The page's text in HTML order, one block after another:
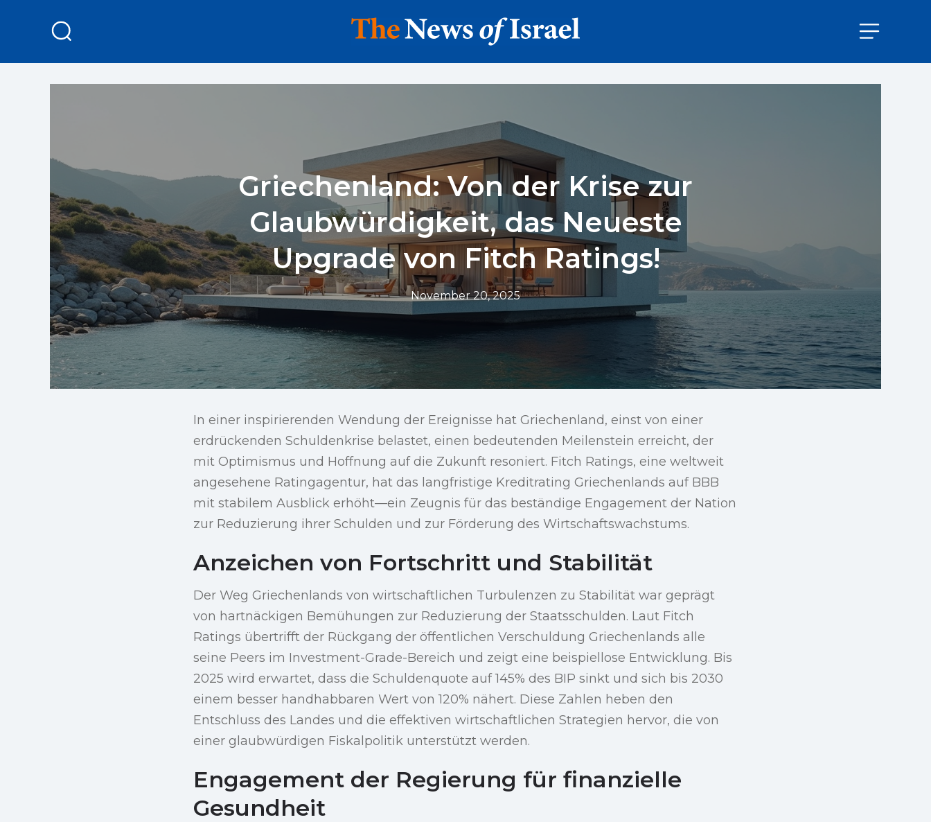
Griechenland: Von der Krise zur
Glaubwürdigkeit, das Neueste
Upgrade von Fitch Ratings!
November 20, 2025
In einer inspirierenden Wendung der Ereignisse hat Griechenland, einst von einer
erdrückenden Schuldenkrise belastet, einen bedeutenden Meilenstein erreicht, der
mit Optimismus und Hoffnung auf die Zukunft resoniert. Fitch Ratings, eine weltweit
angesehene Ratingagentur, hat das langfristige Kreditrating Griechenlands auf BBB
mit stabilem Ausblick erhöht—ein Zeugnis für das beständige Engagement der Nation
zur Reduzierung ihrer Schulden und zur Förderung des Wirtschaftswachstums.
Anzeichen von Fortschritt und Stabilität
Der Weg Griechenlands von wirtschaftlichen Turbulenzen zu Stabilität war geprägt
von hartnäckigen Bemühungen zur Reduzierung der Staatsschulden. Laut Fitch
Ratings übertrifft der Rückgang der öffentlichen Verschuldung Griechenlands alle
seine Peers im Investment-Grade-Bereich und zeigt eine beispiellose Entwicklung. Bis
2025 wird erwartet, dass die Schuldenquote auf 145% des BIP sinkt und sich bis 2030
einem besser handhabbaren Wert von 120% nähert. Diese Zahlen heben den
Entschluss des Landes und die effektiven wirtschaftlichen Strategien hervor, die von
einer glaubwürdigen Fiskalpolitik unterstützt werden.
Engagement der Regierung für finanzielle
Gesundheit